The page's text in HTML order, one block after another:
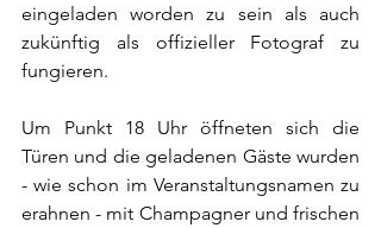
eingeladen worden zu sein als auch
zukünftig als offizieller Fotograf zu
fungieren.
Um Punkt 18 Uhr öffneten sich die
Türen und die geladenen Gäste wurden
- wie schon im Veranstaltungsnamen zu
erahnen - mit Champagner und frischen